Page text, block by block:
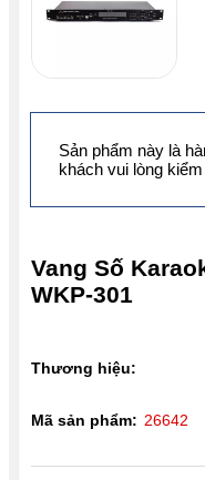
Vang Số
WKP-301
Thương hiệu:
Mã sản phẩm: 26642
Sản phẩm này là
khách vui lòng